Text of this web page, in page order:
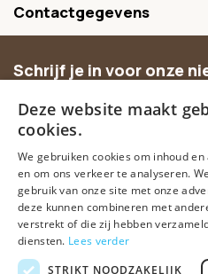
Contactgegevens
Schrijf je in voor onze
aanbiedingen.
Deze website maakt
cookies.
We gebruiken cookies om inhoud
en om ons verkeer te analyseren.
gebruik van onze site met onze
deze kunnen combineren met
verstrekt of die zij hebben
diensten. Lees verder
STRIKT NOODZAKELIJK